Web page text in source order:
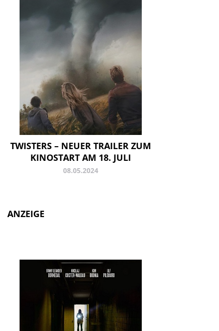
TWISTERS – NEUER TRAILER ZUM
KINOSTART AM 18. JULI
08.05.2024
ANZEIGE